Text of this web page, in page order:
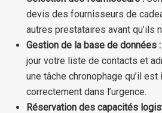
devis des fournisseurs de
autres prestataires avant qu’ils
Gestion de la base de données :
jour votre liste de contacts et
une tâche chronophage qu’il
correctement dans l’urgence.
Réservation des capacités